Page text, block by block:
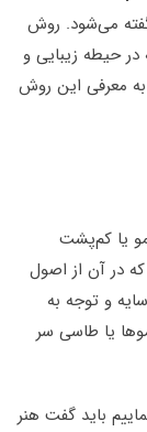
می‌شود. روش
حیطه زیبایی و
به معرفی این روش
یا کم‌پشت
در آن از اصول
و توجه به
یا طاسی سر
باید گفت هنر